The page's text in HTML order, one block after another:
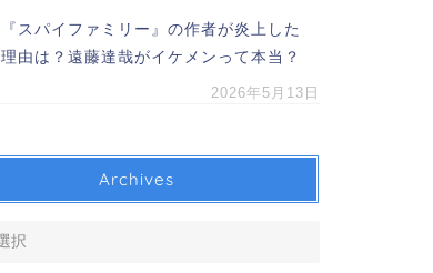
『スパイファミリー』の作者が炎上した
理由は？遠藤達哉がイケメンって本当？
2026年5月13日
Archives